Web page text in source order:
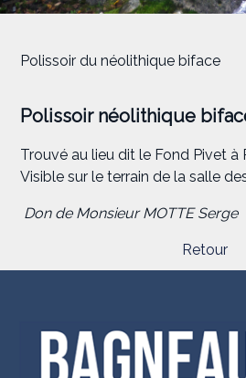
Polissoir du néolithique biface
Polissoir néolithique
Trouvé au lieu dit le Fond Pivet à
Visible sur le terrain de la salle
Don de Monsieur MOTTE Serge
Retour